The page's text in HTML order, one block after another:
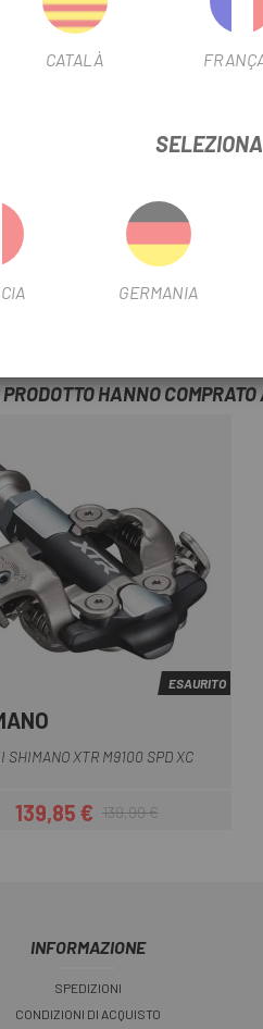
32 SC F-S 100 FIT4 2019
INFORMAZIONI
REALTÀ*
HANNO
ESAURITO
SHIMANO XTR M9100 SPD XC
Prezzo
139,85 €Prezzo base
139,99 €
INFORMAZIONE
SPEDIZIONI
CONDIZIONI DI ACQUISTO
CATALÀ
GERMANIA